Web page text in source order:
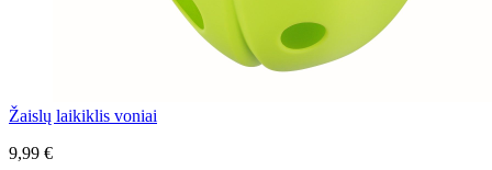
Žaislų laikiklis voniai
9,99 €